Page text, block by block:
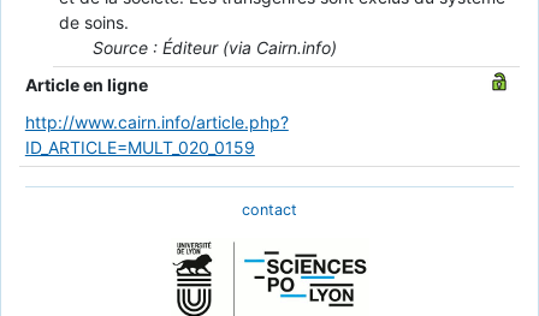
de soins.
Source : Éditeur (via Cairn.info)
Article en ligne
http://www.cairn.info/article.php?
ID_ARTICLE=MULT_020_0159
contact